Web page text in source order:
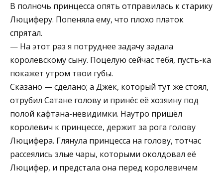
В полночь принцесса опять отправилась к старику
Люциферу. Попеняла ему, что плохо платок
спрятал.
— На этот раз я потруднее задачу задала
королевскому сыну. Поцелую сейчас тебя, пусть-ка
покажет утром твои губы.
Сказано — сделано; а Джек, который тут же стоял,
отрубил Сатане голову и принёс её хозяину под
полой кафтана-невидимки. Наутро пришёл
королевич к принцессе, держит за рога голову
Люцифера. Глянула принцесса на голову, тотчас
рассеялись злые чары, которыми околдовал её
Люцифер, и предстала она перед королевичем